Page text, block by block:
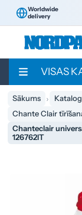
Worldwide
delivery
VISAS
Sākums
Chante Clair
Chanteclair
126762IT